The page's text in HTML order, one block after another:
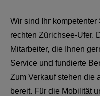
Wir sind Ihr
rechten Zürichsee-Ufer.
Mitarbeiter, die Ihnen
Service und fundierte
Zum Verkauf stehen die
bereit. Für die Mobilität